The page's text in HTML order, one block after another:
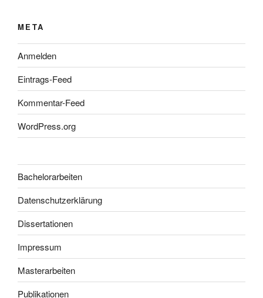
META
Anmelden
Eintrags-Feed
Kommentar-Feed
WordPress.org
Bachelorarbeiten
Datenschutzerklärung
Dissertationen
Impressum
Masterarbeiten
Publikationen